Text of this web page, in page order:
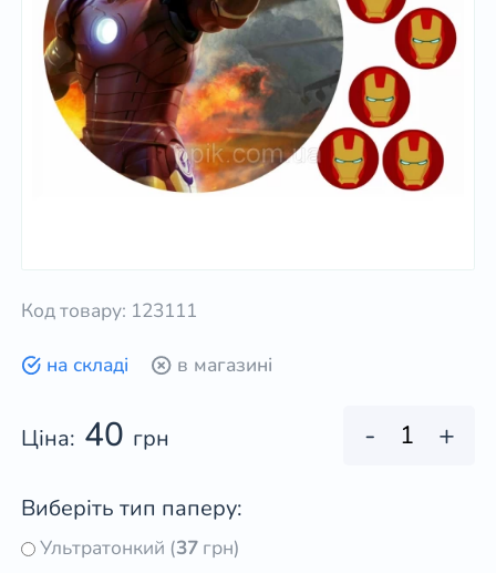
Код товару: 123111
на складі в магазині
Ціна: 40 грн - +
Виберіть тип паперу:
Ультратонкий (37грн)